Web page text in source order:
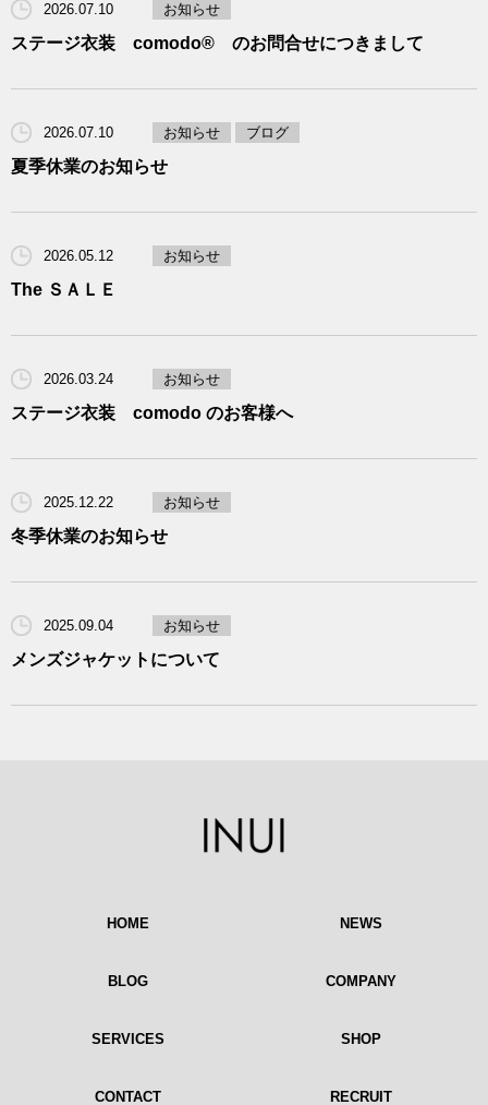
2026.07.10 お知らせ
ステージ衣装 comodo® のお問合せにつきまして
2026.07.10 お知らせ ブログ
夏季休業のお知らせ
2026.05.12 お知らせ
The ＳＡＬＥ
2026.03.24 お知らせ
ステージ衣装 comodo のお客様へ
2025.12.22 お知らせ
冬季休業のお知らせ
2025.09.04 お知らせ
メンズジャケットについて
HOME NEWS
BLOG COMPANY
SERVICES SHOP
CONTACT RECRUIT